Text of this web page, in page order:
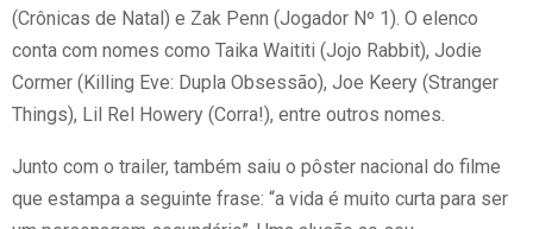
(Crônicas de Natal) e Zak Penn (Jogador Nº 1). O elenco
conta com nomes como Taika Waititi (Jojo Rabbit), Jodie
Cormer (Killing Eve: Dupla Obsessão), Joe Keery (Stranger
Things), Lil Rel Howery (Corra!), entre outros nomes.
Junto com o trailer, também saiu o pôster nacional do filme
que estampa a seguinte frase: “a vida é muito curta para ser